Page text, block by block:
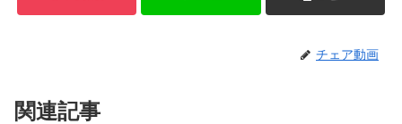
チェア動画
関連記事